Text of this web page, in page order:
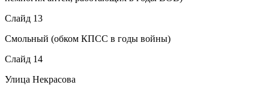
Слайд 13
Смольный (обком КПСС в годы войны)
Слайд 14
Улица Некрасова